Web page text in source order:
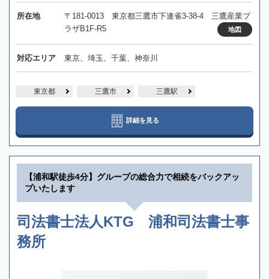
所在地
〒181-0013 東京都三鷹市下連雀3-38-4 三鷹産業プ
ラザB1F-R5
地図
対応エリア 東京、埼玉、千葉、神奈川
東京都 三鷹市 三鷹駅
詳細を見る
【浦和駅徒歩4分】グループの総合力で相続をバックアッ
プいたします
司法書士法人KTG 浦和司法書士事
務所